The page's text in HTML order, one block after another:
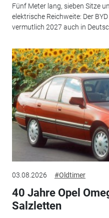
Fünf Meter lang, sieben Sitze
elektrische Reichweite: Der
vermutlich 2027 auch in
03.08.2026 #Oldtimer
40 Jahre Opel
Salzletten